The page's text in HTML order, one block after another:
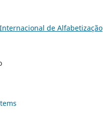
de Alfabetização